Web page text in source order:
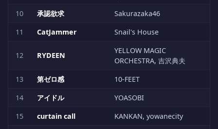
10
承認欲求
Sakurazaka46
11
CatJammer Snail's House
12 RYDEEN
YELLOW MAGIC
ORCHESTRA, 吉沢典夫
13
第ゼロ感
10-FEET
14
アイドル
YOASOBI
15
curtain call
KANKAN, yowanecity